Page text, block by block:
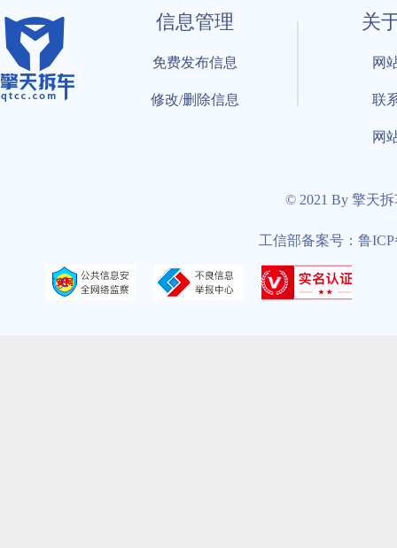
信息管理
免费发布信息
修改/删除信息
关
网
联
网
© 2021 By 擎天
工信部备案号：鲁